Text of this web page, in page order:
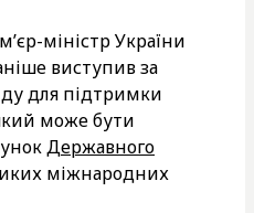
міністр України
виступив за
для підтримки
може бути
Державного
міжнародних